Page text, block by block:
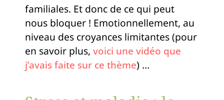
familiales. Et donc de ce qui peut
nous bloquer ! Emotionnellement, au
niveau des croyances limitantes (pour
en savoir plus, voici une vidéo que
j’avais faite sur ce thème) …